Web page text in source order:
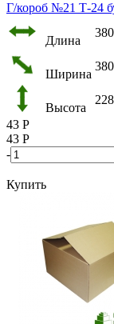
Г/короб №21 Т-24
Длина
Ширина
Высота
43 Р
43 Р
-
Купить